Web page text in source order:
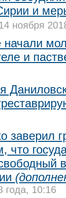
и
ноября
и
заверил
что
года, 10:16